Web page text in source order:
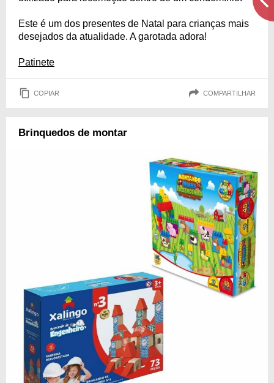
Este é um dos presentes de Natal para crianças mais
desejados da atualidade. A garotada adora!
Patinete
COPIAR COMPARTILHAR
Brinquedos de montar